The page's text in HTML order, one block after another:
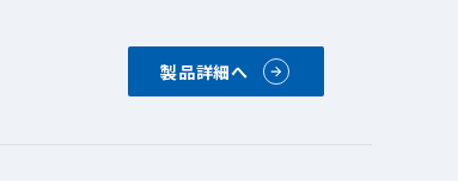
製品詳細へ